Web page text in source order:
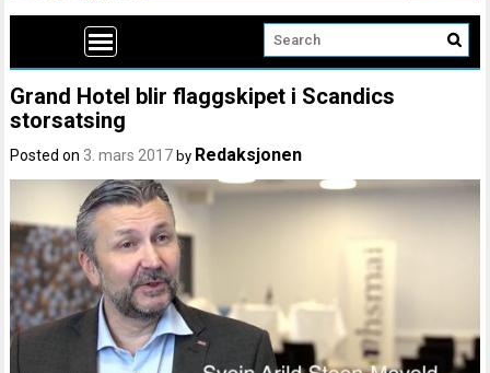
Grand Hotel blir flaggskipet i Scandics
storsatsing
Posted on 3. mars 2017 by Redaksjonen